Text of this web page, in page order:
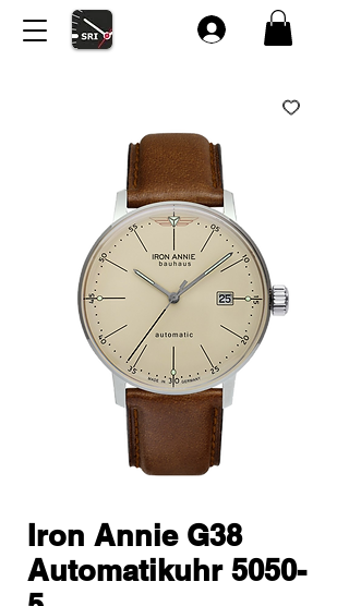
Iron Annie G38
Automatikuhr 5050-